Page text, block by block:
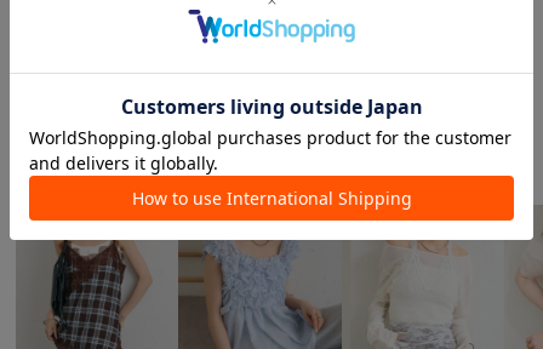
あなたにおすすめのアイテム
大人ガーリーなトップスで甘め気分！